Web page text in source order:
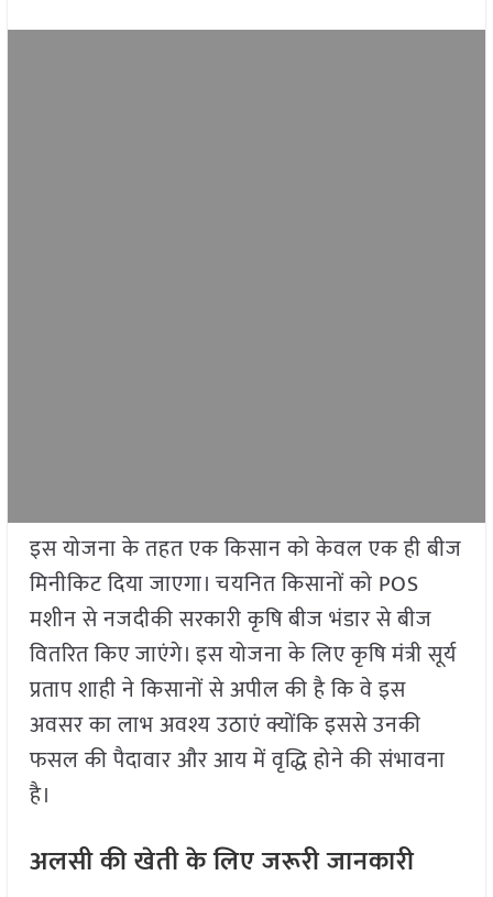
इस योजना के तहत एक किसान को केवल एक ही बीज
मिनीकिट दिया जाएगा। चयनित किसानों को POS
मशीन से नजदीकी सरकारी कृषि बीज भंडार से बीज
वितरित किए जाएंगे। इस योजना के लिए कृषि मंत्री सूर्य
प्रताप शाही ने किसानों से अपील की है कि वे इस
अवसर का लाभ अवश्य उठाएं क्योंकि इससे उनकी
फसल की पैदावार और आय में वृद्धि होने की संभावना
है।
अलसी की खेती के लिए जरूरी जानकारी